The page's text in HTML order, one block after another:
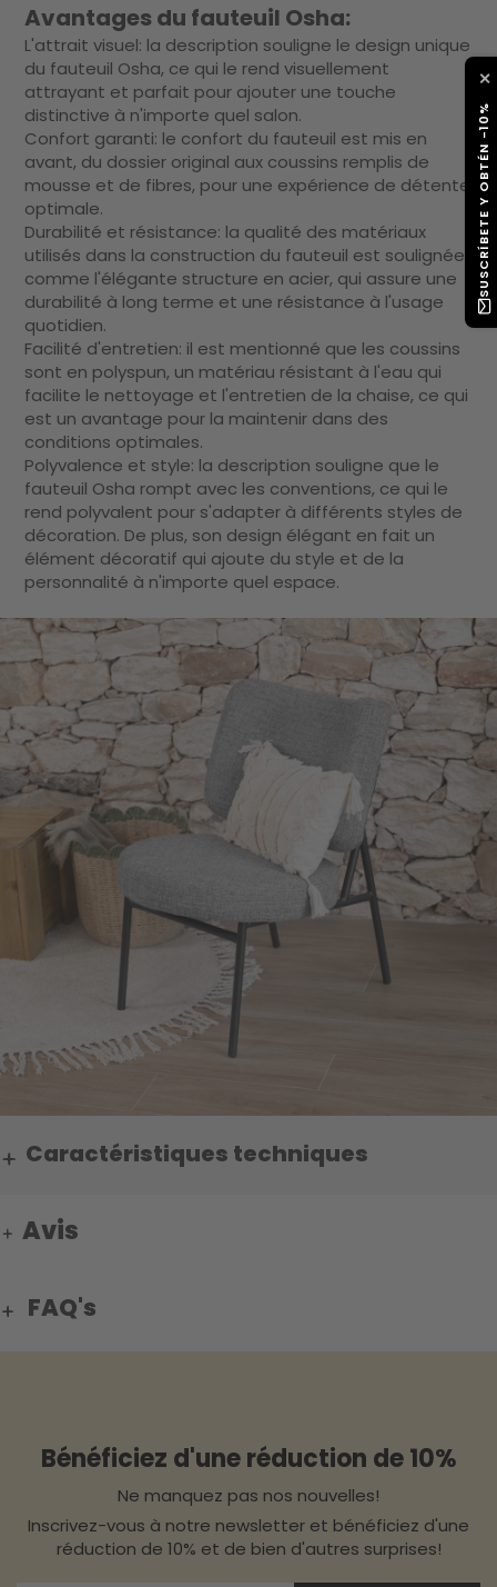
Avantages du fauteuil Osha:
L'attrait visuel: la description souligne le design unique
du fauteuil Osha, ce qui le rend visuellement
attrayant et parfait pour ajouter une touche
distinctive à n'importe quel salon.
Confort garanti: le confort du fauteuil est mis en
avant, du dossier original aux coussins remplis de
mousse et de fibres, pour une expérience de détente
optimale.
Durabilité et résistance: la qualité des matériaux
utilisés dans la construction du fauteuil est soulignée,
comme l'élégante structure en acier, qui assure une
durabilité à long terme et une résistance à l'usage
quotidien.
Facilité d'entretien: il est mentionné que les coussins
sont en polyspun, un matériau résistant à l'eau qui
facilite le nettoyage et l'entretien de la chaise, ce qui
est un avantage pour la maintenir dans des
conditions optimales.
Polyvalence et style: la description souligne que le
fauteuil Osha rompt avec les conventions, ce qui le
rend polyvalent pour s'adapter à différents styles de
décoration. De plus, son design élégant en fait un
élément décoratif qui ajoute du style et de la
personnalité à n'importe quel espace.
Caractéristiques techniques
Avis
FAQ's
Bénéficiez d'une réduction de 10%
Ne manquez pas nos nouvelles!
Inscrivez-vous à notre newsletter et bénéficiez d'une
réduction de 10% et de bien d'autres surprises!
✕
SUSCRÍBETE Y OBTÉN -10%